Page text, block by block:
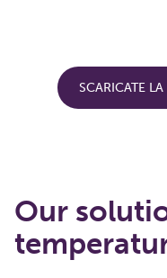
SCARICATE
Our